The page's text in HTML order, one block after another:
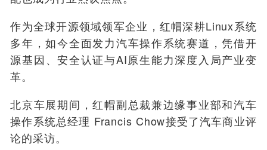
作为全球开源领域领军企业，红帽深耕Linux系统
多年，如今全面发力汽车操作系统赛道，凭借开
源基因、安全认证与AI原生能力深度入局产业变
革。
北京车展期间，红帽副总裁兼边缘事业部和汽车
操作系统总经理 Francis Chow接受了汽车商业评
论的采访。